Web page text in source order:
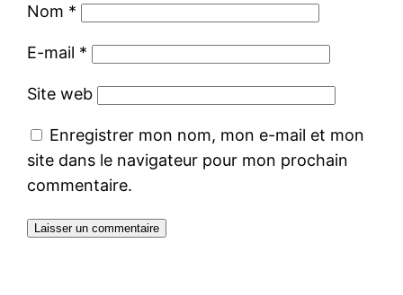
Nom *
E-mail *
Site web
Enregistrer mon nom, mon e-mail et mon
site dans le navigateur pour mon prochain
commentaire.